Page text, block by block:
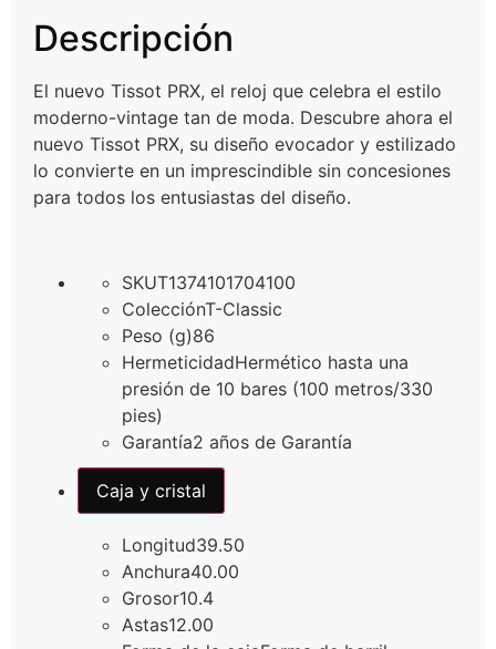
Descripción
El nuevo Tissot PRX, el reloj que celebra el estilo
moderno-vintage tan de moda. Descubre ahora el
nuevo Tissot PRX, su diseño evocador y estilizado
lo convierte en un imprescindible sin concesiones
para todos los entusiastas del diseño.
SKUT1374101704100
ColecciónT-Classic
Peso (g)86
HermeticidadHermético hasta una
presión de 10 bares (100 metros/330
pies)
Garantía2 años de Garantía
Caja y cristal
Longitud39.50
Anchura40.00
Grosor10.4
Astas12.00